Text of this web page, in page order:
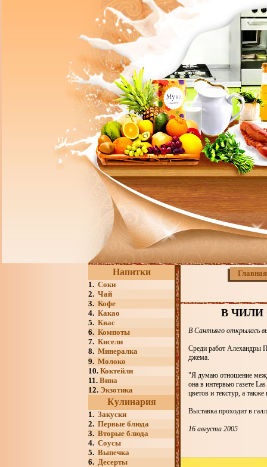
Напитки
1. Соки
2. Чай
3. Кофе
4. Какао
5. Квас
6. Компоты
7. Кисели
8. Минералка
9. Молоко
10. Коктейли
11. Вина
12. Экзотика
Кулинария
1. Закуски
2. Первые блюда
3. Вторые блюда
4. Соусы
5. Выпечка
6. Десерты
Главная
В ЧИЛИ
В Сантьяго открылась
Среди работ Алехандры
джема.
"Я думаю отношение
она в интервью газете
цветов и текстур, а
Выставка проходит в
16 августа 2005